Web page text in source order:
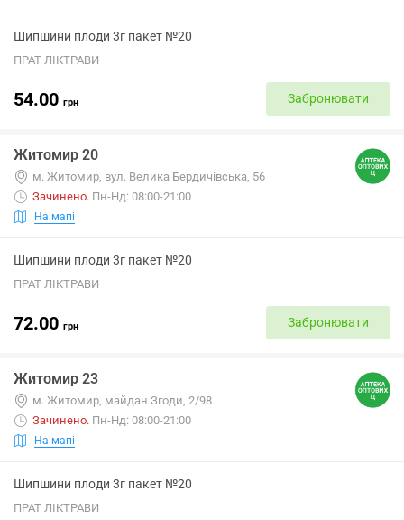
Шипшини плоди 3г пакет №20
ПРАТ ЛІКТРАВИ
54.00 грн Забронювати
Житомир 20
м. Житомир, вул. Велика Бердичівська, 56
Зачинено. Пн-Нд: 08:00-21:00
На мапі
Шипшини плоди 3г пакет №20
ПРАТ ЛІКТРАВИ
72.00 грн Забронювати
Житомир 23
м. Житомир, майдан Згоди, 2/98
Зачинено. Пн-Нд: 08:00-21:00
На мапі
Шипшини плоди 3г пакет №20
ПРАТ ЛІКТРАВИ